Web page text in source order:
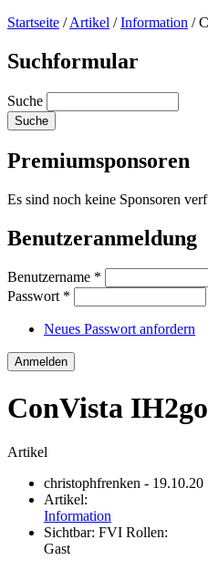
Startseite /Artikel /Information /
Suchformular
Suche
Premiumsponsoren
Es sind noch keine Sponsoren
Benutzeranmeldung
Benutzername *
Passwort *
Neues Passwort anfordern
ConVista
Artikel
christophfrenken - 19.10.20
Artikel:
Information
Sichtbar: FVI Rollen:
Gast